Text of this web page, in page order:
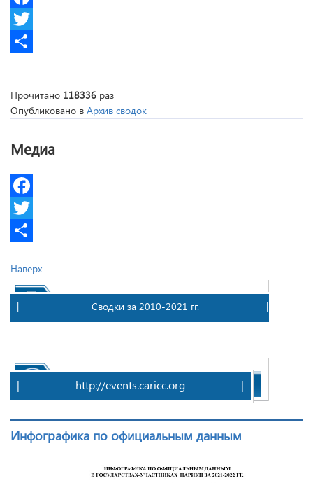
Facebook
Twitter
Прочитано 118336 раз
Опубликовано в Архив сводок
Медиа
Facebook
Twitter
Наверх
| Сводки за 2010-2021 гг. |
| http://events.caricc.org |
Инфографика по официальным данным